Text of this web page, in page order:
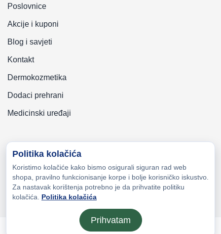
Poslovnice
Akcije i kuponi
Blog i savjeti
Kontakt
Dermokozmetika
Dodaci prehrani
Medicinski uređaji
Copyright © 2026 Zeni-Lijek Apoteka. Sva prava zadržana
Politika kolačića
Koristimo kolačiće kako bismo osigurali siguran rad web
shopa, pravilno funkcionisanje korpe i bolje korisničko iskustvo.
Za nastavak korištenja potrebno je da prihvatite politiku
kolačića. Politika kolačića
Prihvatam